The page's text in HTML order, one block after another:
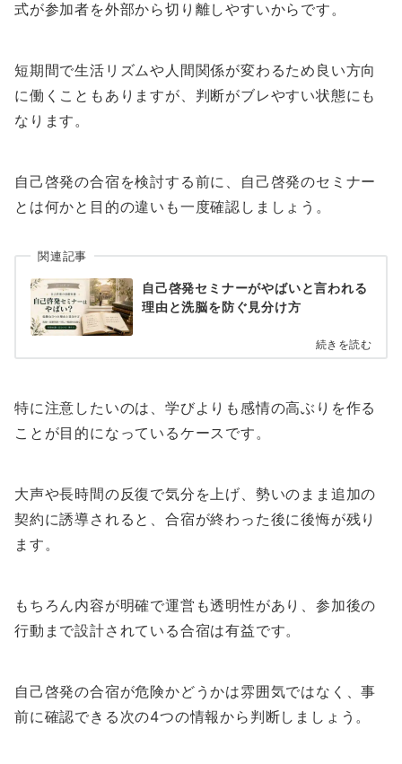
式が参加者を外部から切り離しやすいからです。
短期間で生活リズムや人間関係が変わるため良い方向
に働くこともありますが、判断がブレやすい状態にも
なります。
自己啓発の合宿を検討する前に、自己啓発のセミナー
とは何かと目的の違いも一度確認しましょう。
関連記事
自己啓発セミナーがやばいと言われる
理由と洗脳を防ぐ見分け方
続きを読む
特に注意したいのは、学びよりも感情の高ぶりを作る
ことが目的になっているケースです。
大声や長時間の反復で気分を上げ、勢いのまま追加の
契約に誘導されると、合宿が終わった後に後悔が残り
ます。
もちろん内容が明確で運営も透明性があり、参加後の
行動まで設計されている合宿は有益です。
自己啓発の合宿が危険かどうかは雰囲気ではなく、事
前に確認できる次の4つの情報から判断しましょう。